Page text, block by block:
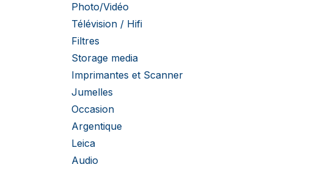
Photo/Vidéo
Télévision / Hifi
Filtres
Storage media
Imprimantes et Scanner
Jumelles
Occasion
Argentique
Leica
Audio